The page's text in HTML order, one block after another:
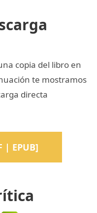
copia del libro en
te mostramos
directa
| EPUB]